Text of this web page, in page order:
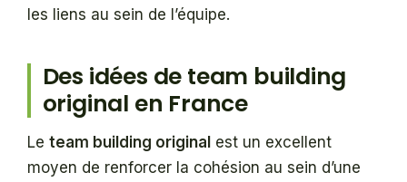
les liens au sein de l’équipe.
Des idées de team building
original en France
Le team building original est un excellent
moyen de renforcer la cohésion au sein d’une